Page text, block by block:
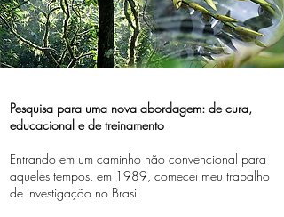
Pesquisa para uma nova abordagem: de cura,
educacional e de treinamento
Entrando em um caminho não convencional para
aqueles tempos, em 1989, comecei meu trabalho
de investigação no Brasil.